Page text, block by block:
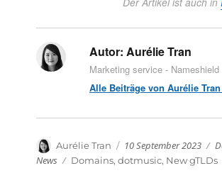
Autor: Aurélie Tran
Marketing service - Nameshield
Alle Beiträge von Aurélie
Autor
Aurélie Tran Veröffentlicht
am
10 September 2023
News
Schlagwörter
Domains,dotmusic, New gTLDs